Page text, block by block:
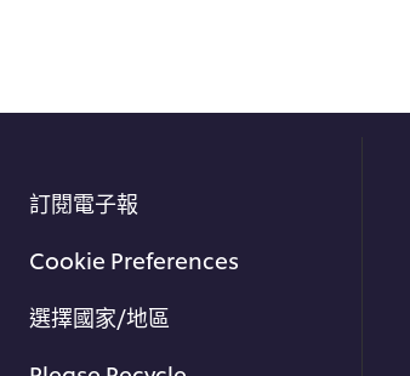
訂閱電子報
Cookie Preferences
選擇國家/地區